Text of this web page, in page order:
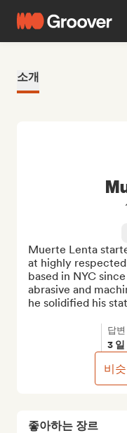
소개
좋아하는 장르
Muerte Lenta
at highly
based in NYC
abrasive and
he solidified his
답변
3 일
비